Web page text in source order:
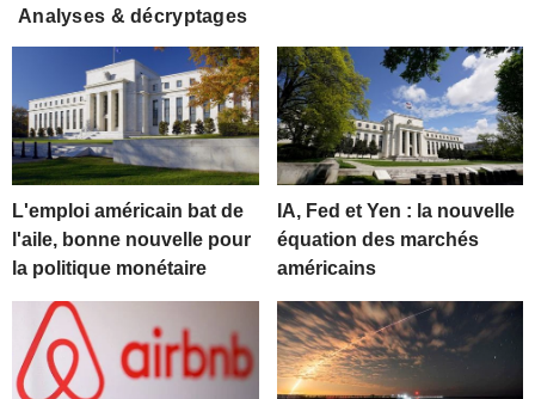
Analyses & décryptages
L'emploi américain bat de
l'aile, bonne nouvelle pour
la politique monétaire
IA, Fed et Yen : la nouvelle
équation des marchés
américains